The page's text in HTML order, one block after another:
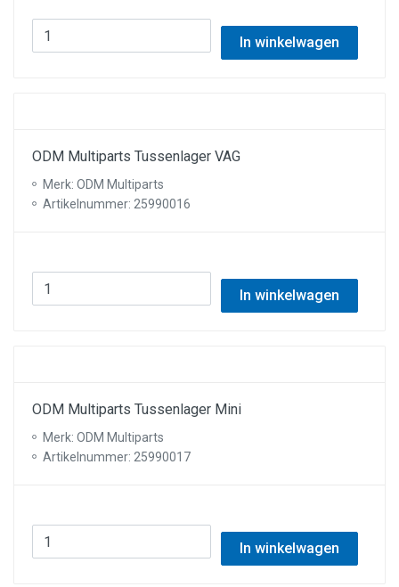
In winkelwagen
ODM Multiparts Tussenlager VAG
Merk: ODM Multiparts
Artikelnummer: 25990016
In winkelwagen
ODM Multiparts Tussenlager Mini
Merk: ODM Multiparts
Artikelnummer: 25990017
In winkelwagen